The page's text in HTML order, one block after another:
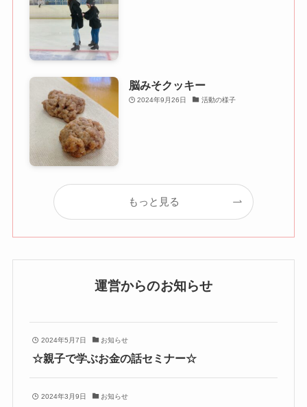
脳みそクッキー
2024年9月26日 活動の様子
もっと見る
運営からのお知らせ
2024年5月7日 お知らせ
☆親子で学ぶお金の話セミナー☆
2024年3月9日 お知らせ